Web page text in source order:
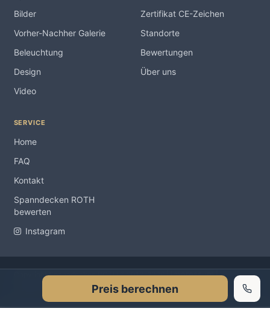
Bilder
Vorher-Nachher Galerie
Beleuchtung
Design
Video
Zertifikat CE-Zeichen
Standorte
Bewertungen
Über uns
SERVICE
Home
FAQ
Kontakt
Spanndecken ROTH
bewerten
Instagram
Copyright Spanndecken ROTH ® 2012-2026 |Impressum|
DatenschutzerklärungPreis berechnen